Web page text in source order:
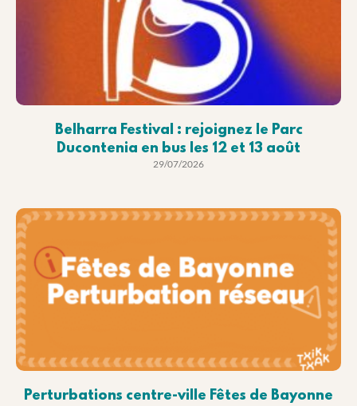
Belharra Festival : rejoignez le Parc
Ducontenia en bus les 12 et 13 août
29/07/2026
Perturbations centre-ville Fêtes de Bayonne